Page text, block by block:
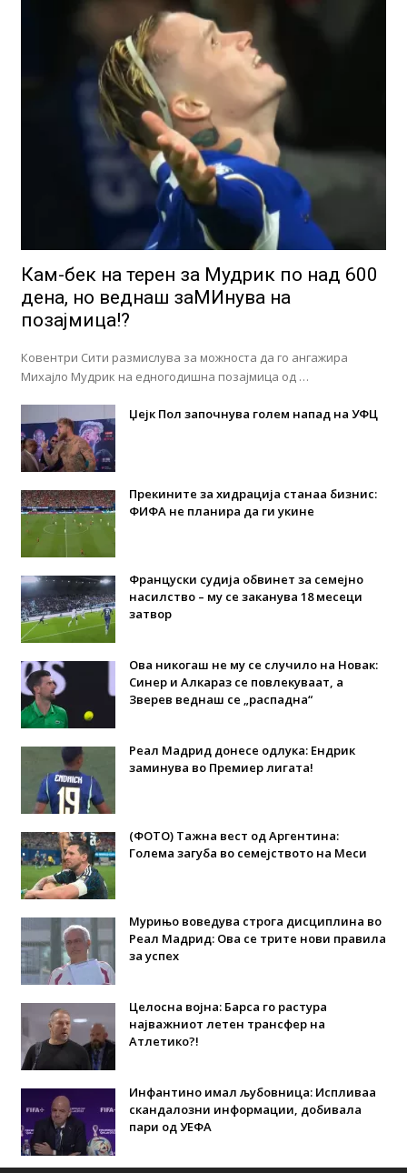
Кам-бек на терен за Мудрик по над 600
дена, но веднаш заМИнува на
позајмица!?
Ковентри Сити размислува за можноста да го ангажира
Михајло Мудрик на едногодишна позајмица од …
Џејк Пол започнува голем напад на УФЦ
Прекините за хидрација станаа бизнис:
ФИФА не планира да ги укине
Француски судија обвинет за семејно
насилство – му се заканува 18 месеци
затвор
Ова никогаш не му се случило на Новак:
Синер и Алкараз се повлекуваат, а
Зверев веднаш се „распадна“
Реал Мадрид донесе одлука: Eндрик
заминува во Премиер лигата!
(ФОТО) Тажна вест од Аргентина:
Голема загуба во семејството на Меси
Мурињо воведува строга дисциплина во
Реал Мадрид: Ова се трите нови правила
за успех
Целосна војна: Барса го растура
најважниот летен трансфер на
Атлетико?!
Инфантино имал љубовница: Испливаа
скандалозни информации, добивала
пари од УЕФА